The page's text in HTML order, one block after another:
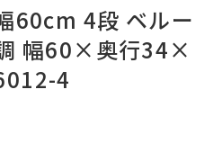
60cm 4段 ベルー
幅60×奥行34×
4